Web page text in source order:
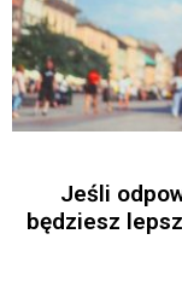
Jeśli
będziesz